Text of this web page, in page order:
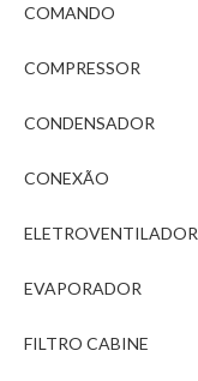
COMANDO
COMPRESSOR
CONDENSADOR
CONEXÃO
ELETROVENTILADOR
EVAPORADOR
FILTRO CABINE